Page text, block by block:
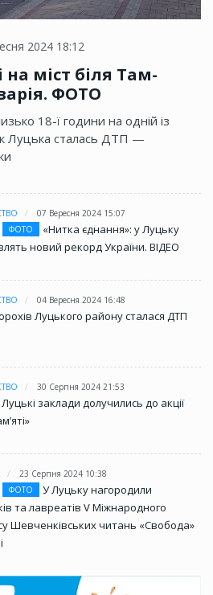
2024 18:12
на міст біля Там-
ФОТО
18-ї години на одній із
Луцька сталась ДТП —
07 Вересня 2024 15:07
ФОТО
«Нитка єднання»: у Луцьку
новий рекорд України. ВІДЕО
04 Вересня 2024 16:48
Луцького району сталася ДТП
30 Серпня 2024 21:53
Луцькі заклади долучились до акції
23 Серпня 2024 10:38
ФОТО
У Луцьку нагородили
та лавреатів V Міжнародного
Шевченківських читань «Свобода»